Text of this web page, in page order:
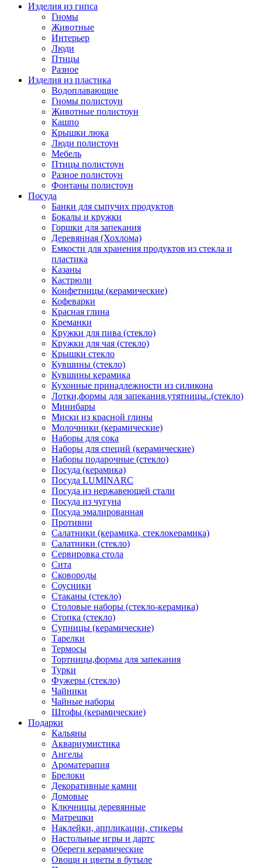
Изделия из гипса
Гномы
Животные
Интерьер
Люди
Птицы
Разное
Изделия из пластика
Водоплавающие
Гномы полистоун
Животные полистоун
Кашпо
Крышки люка
Люди полистоун
Мебель
Птицы полистоун
Разное полистоун
Фонтаны полистоун
Посуда
Банки для сыпучих продуктов
Бокалы и кружки
Горшки для запекания
Деревянная (Хохлома)
Емкости для хранения продуктов из стекла и
пластика
Казаны
Кастрюли
Конфетницы (керамические)
Кофеварки
Красная глина
Креманки
Кружки для пива (стекло)
Кружки для чая (стекло)
Крышки стекло
Кувшины (стекло)
Кувшины керамика
Кухонные принадлежности из силикона
Лотки,формы для запекания.утятницы..(стекло)
Минибары
Миски из красной глины
Молочники (керамические)
Наборы для сока
Наборы для специй (керамические)
Наборы подарочные (стекло)
Посуда (керамика)
Посуда LUMINARC
Посуда из нержавеющей стали
Посуда из чугуна
Посуда эмалированная
Противни
Салатники (керамика, стеклокерамика)
Салатники (стекло)
Сервировка стола
Сита
Сковороды
Соусники
Стаканы (стекло)
Столовые наборы (стекло-керамика)
Стопка (стекло)
Супницы (керамические)
Тарелки
Термосы
Тортницы,формы для запекания
Турки
Фужеры (стекло)
Чайники
Чайные наборы
Штофы (керамические)
Подарки
Кальяны
Аквариумистика
Ангелы
Ароматерапия
Брелоки
Декоративные камни
Домовые
Ключницы деревянные
Матрешки
Наклейки, аппликации, стикеры
Настольные игры и дартс
Обереги керамические
Овощи и цветы в бутыле